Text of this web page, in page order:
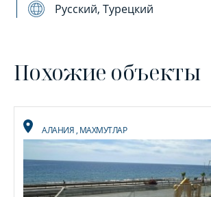
Русский, Турецкий
Похожие объекты
АЛАНИЯ, МАХМУТЛАР